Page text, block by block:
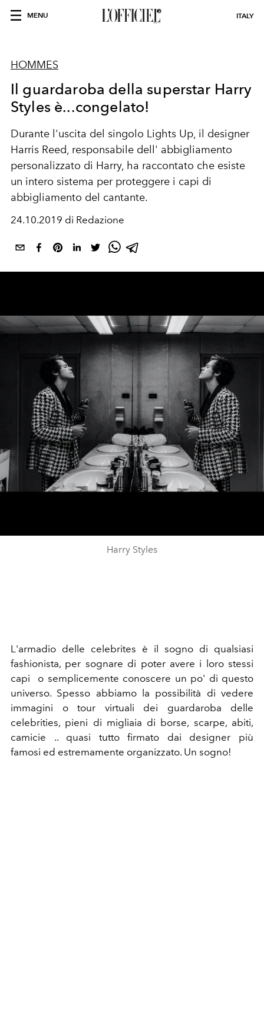
MENU ITALY
HOMMES
Il guardaroba della superstar Harry
Styles è...congelato!
Durante l'uscita del singolo Lights Up, il designer
Harris Reed, responsabile dell' abbigliamento
personalizzato di Harry, ha raccontato che esiste
un intero sistema per proteggere i capi di
abbigliamento del cantante.
24.10.2019 di Redazione
Harry Styles
L'armadio delle celebrites è il sogno di qualsiasi
fashionista, per sognare di poter avere i loro stessi
capi o semplicemente conoscere un po' di questo
universo. Spesso abbiamo la possibilità di vedere
immagini o tour virtuali dei guardaroba delle
celebrities, pieni di migliaia di borse, scarpe, abiti,
camicie .. quasi tutto firmato dai designer più
famosi ed estremamente organizzato. Un sogno!